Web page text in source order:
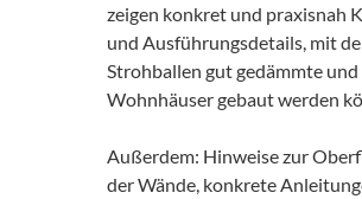
zeigen konkret und praxisnah
und Ausführungsdetails, mit
Strohballen gut gedämmte
Wohnhäuser gebaut werden
Außerdem: Hinweise zur
der Wände, konkrete